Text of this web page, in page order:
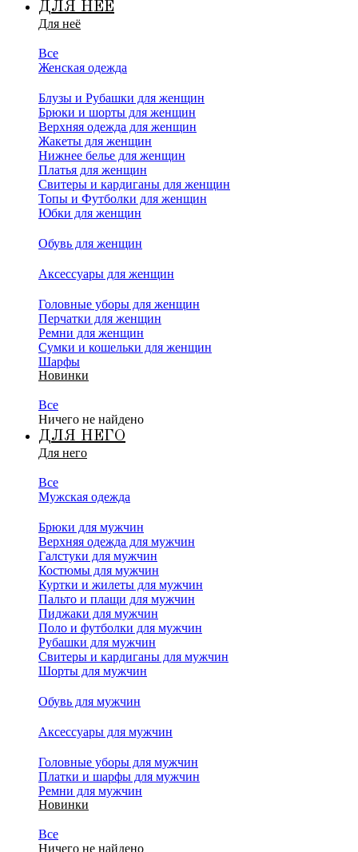
ДЛЯ НЕЕ
Для неё
Все
Женская одежда
Блузы и Рубашки для женщин
Брюки и шорты для женщин
Верхняя одежда для женщин
Жакеты для женщин
Нижнее белье для женщин
Платья для женщин
Свитеры и кардиганы для женщин
Топы и Футболки для женщин
Юбки для женщин
Обувь для женщин
Аксессуары для женщин
Головные уборы для женщин
Перчатки для женщин
Ремни для женщин
Сумки и кошельки для женщин
Шарфы
Новинки
Все
Ничего не найдено
ДЛЯ НЕГО
Для него
Все
Мужская одежда
Брюки для мужчин
Верхняя одежда для мужчин
Галстуки для мужчин
Костюмы для мужчин
Куртки и жилеты для мужчин
Пальто и плащи для мужчин
Пиджаки для мужчин
Поло и футболки для мужчин
Рубашки для мужчин
Свитеры и кардиганы для мужчин
Шорты для мужчин
Обувь для мужчин
Аксессуары для мужчин
Головные уборы для мужчин
Платки и шарфы для мужчин
Ремни для мужчин
Новинки
Все
Ничего не найдено